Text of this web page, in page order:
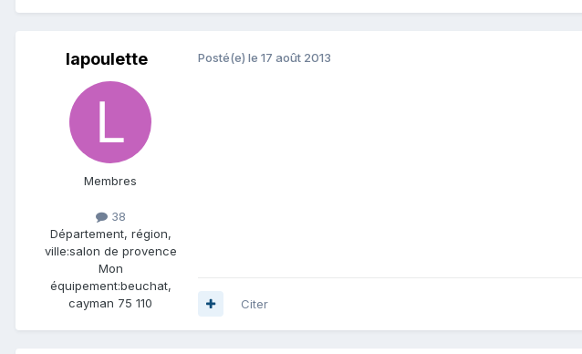
lapoulette
Membres
38
Département, région,
ville:salon de provence
Mon
équipement:beuchat,
cayman 75 110
Posté(e) le 17 août 2013
Citer